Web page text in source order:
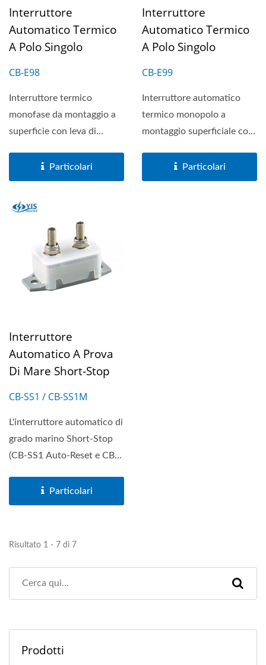
Interruttore
Automatico Termico
A Polo Singolo
CB-E98
Interruttore termico
monofase da montaggio a
superficie con leva di
Particolari
Interruttore
Automatico Termico
A Polo Singolo
CB-E99
Interruttore automatico
termico monopolo a
montaggio superficiale con
Particolari
Interruttore
Automatico A Prova
Di Mare Short-Stop
CB-SS1 / CB-SS1M
L'interruttore automatico di
grado marino Short-Stop
(CB-SS1 Auto-Reset e CB-
Particolari
Risultato 1 - 7 di 7
Prodotti